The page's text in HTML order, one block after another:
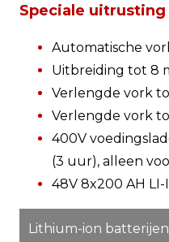
Speciale uitrusting
Automatische
Uitbreiding tot 8
Verlengde vork
Verlengde vork
400V
(3 uur), alleen
48V 8x200 AH LI-
Lithium-ion